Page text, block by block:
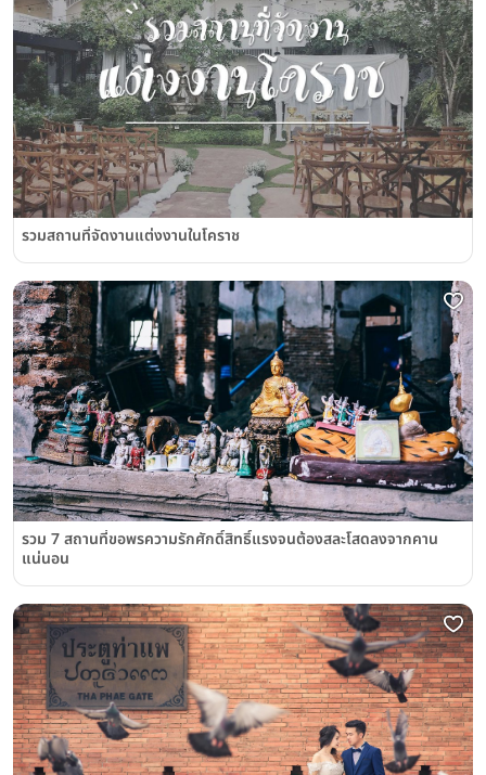
รวมสถานที่จัดงานแต่งงานในโคราช
รวม 7 สถานที่ขอพรความรักศักดิ์สิทธิ์แรงจนต้องสละโสดลงจากคาน
แน่นอน